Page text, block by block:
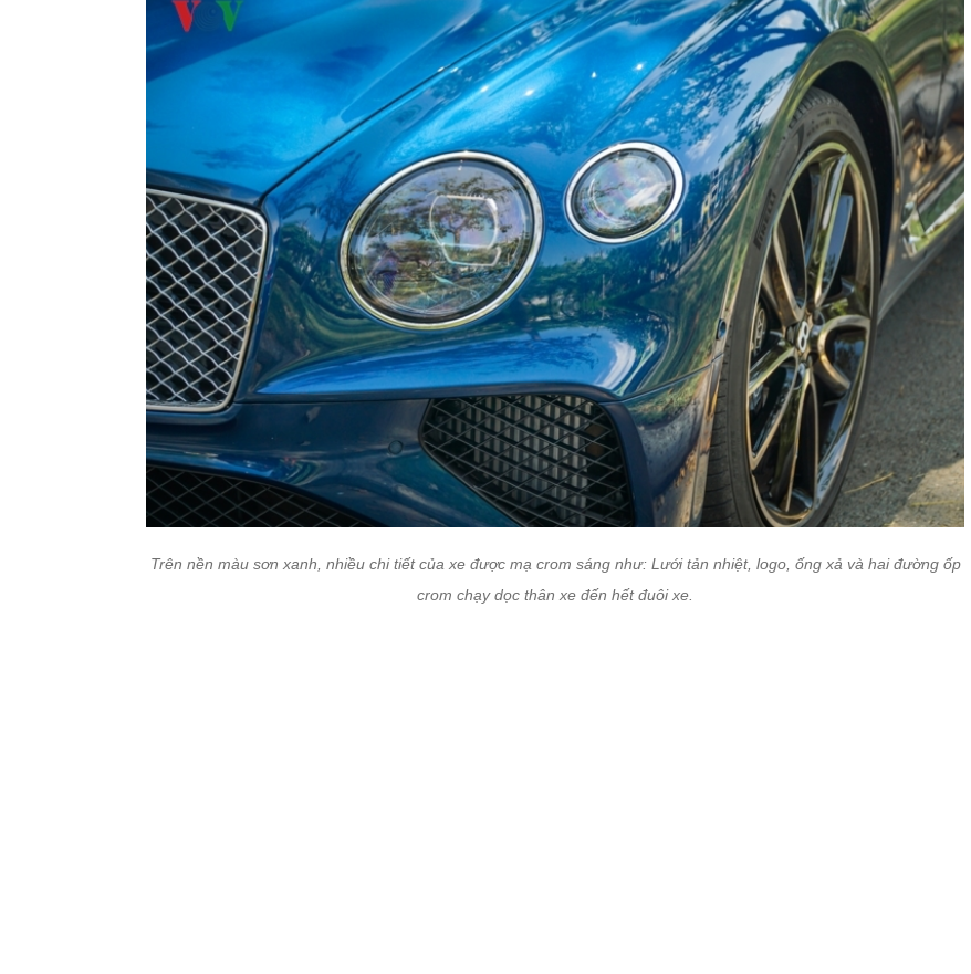
Trên nền màu sơn xanh, nhiều chi tiết của xe được mạ crom sáng như: Lưới tản nhiệt, logo, ống xả và hai đường ốp
crom chạy dọc thân xe đến hết đuôi xe.